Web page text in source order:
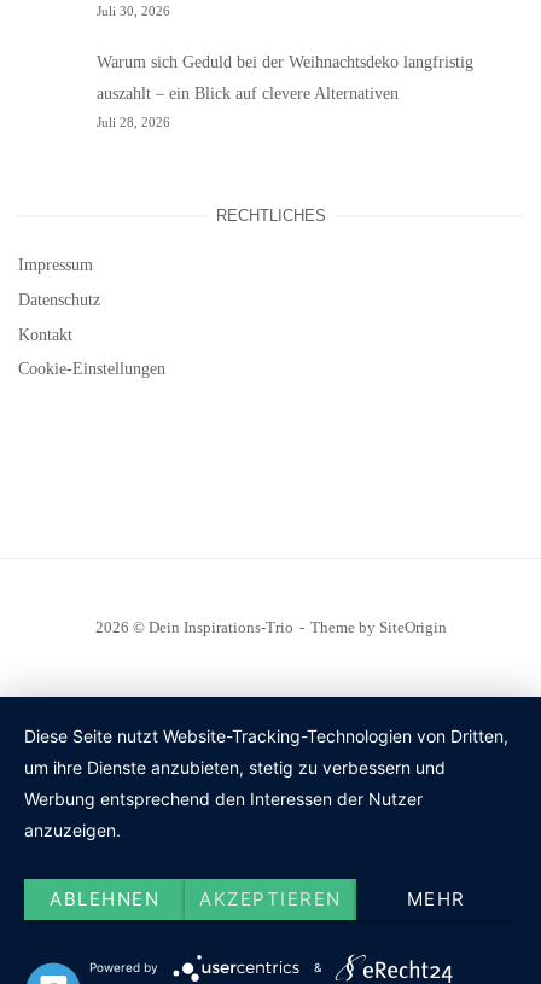
Juli 30, 2026
Warum sich Geduld bei der Weihnachtsdeko langfristig
auszahlt – ein Blick auf clevere Alternativen
Juli 28, 2026
RECHTLICHES
Impressum
Datenschutz
Kontakt
Cookie-Einstellungen
2026 © Dein Inspirations-Trio Theme by SiteOrigin
Diese Seite nutzt Website-Tracking-Technologien von Dritten,
um ihre Dienste anzubieten, stetig zu verbessern und
Werbung entsprechend den Interessen der Nutzer
anzuzeigen.
ABLEHNEN AKZEPTIEREN MEHR
Powered by &